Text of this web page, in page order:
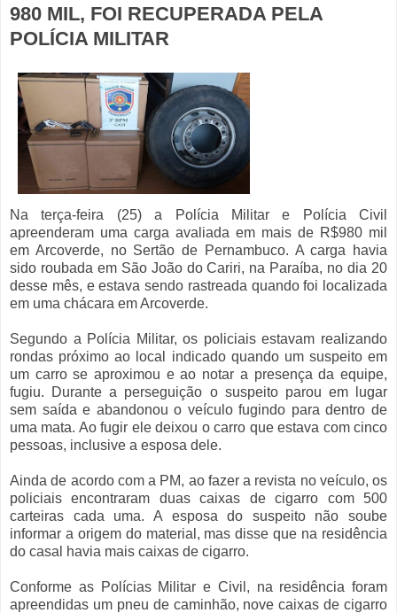
980 MIL, FOI RECUPERADA PELA
POLÍCIA MILITAR
Na terça-feira (25) a Polícia Militar e Polícia Civil
apreenderam uma carga avaliada em mais de R$980 mil
em Arcoverde, no Sertão de Pernambuco. A carga havia
sido roubada em São João do Cariri, na Paraíba, no dia 20
desse mês, e estava sendo rastreada quando foi localizada
em uma chácara em Arcoverde.
Segundo a Polícia Militar, os policiais estavam realizando
rondas próximo ao local indicado quando um suspeito em
um carro se aproximou e ao notar a presença da equipe,
fugiu. Durante a perseguição o suspeito parou em lugar
sem saída e abandonou o veículo fugindo para dentro de
uma mata. Ao fugir ele deixou o carro que estava com cinco
pessoas, inclusive a esposa dele.
Ainda de acordo com a PM, ao fazer a revista no veículo, os
policiais encontraram duas caixas de cigarro com 500
carteiras cada uma. A esposa do suspeito não soube
informar a origem do material, mas disse que na residência
do casal havia mais caixas de cigarro.
Conforme as Polícias Militar e Civil, na residência foram
apreendidas um pneu de caminhão, nove caixas de cigarro